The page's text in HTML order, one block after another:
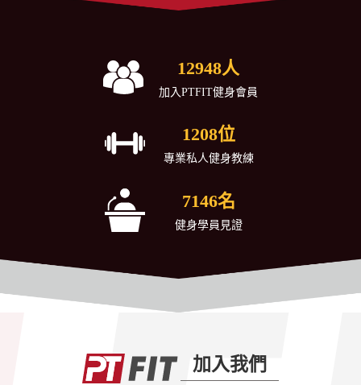
12948人
加入PTFIT健身會員
1208位
專業私人健身教練
7146名
健身學員見證
加入我們